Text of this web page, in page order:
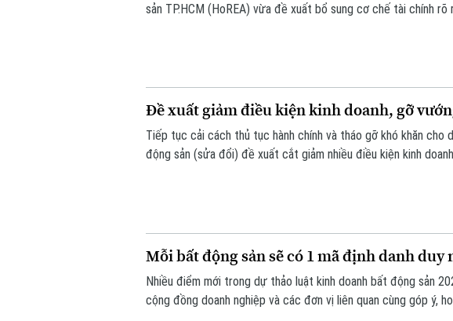
sản TP.HCM (HoREA) vừa đề xuất bổ sung cơ chế tài chính
Đề xuất giảm điều kiện kinh doanh, gỡ
Tiếp tục cải cách thủ tục hành chính và tháo gỡ khó khăn cho
động sản (sửa đổi) đề xuất cắt giảm nhiều điều kiện kinh
Mỗi bất động sản sẽ có 1 mã định danh duy
Nhiều điểm mới trong dự thảo luật kinh doanh bất động sản
cộng đồng doanh nghiệp và các đơn vị liên quan cùng góp ý,